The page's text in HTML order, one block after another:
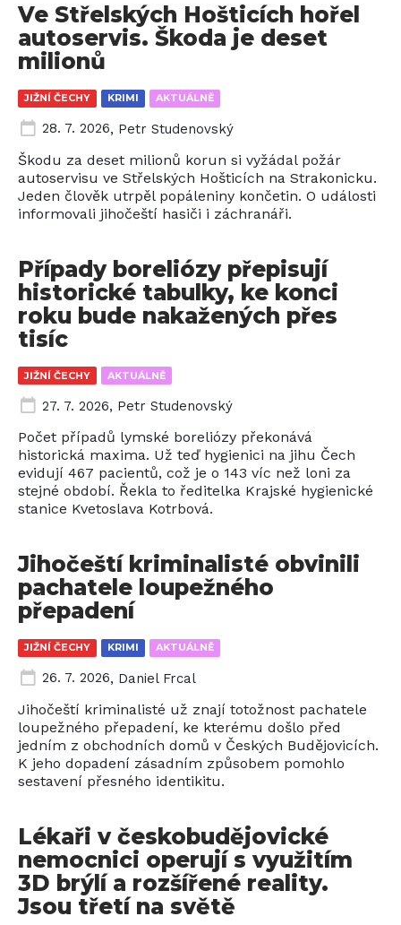
JIŽNÍ ČECHY KRIMI AKTUÁLNĚ
Ve Střelských Hošticích hořel
autoservis. Škoda je deset
milionů
28. 7. 2026, Petr Studenovský
Škodu za deset milionů korun si vyžádal požár
autoservisu ve Střelských Hošticích na Strakonicku.
Jeden člověk utrpěl popáleniny končetin. O události
informovali jihočeští hasiči i záchranáři.
JIŽNÍ ČECHY AKTUÁLNĚ
Případy boreliózy přepisují
historické tabulky, ke konci
roku bude nakažených přes
tisíc
27. 7. 2026, Petr Studenovský
Počet případů lymské boreliózy překonává
historická maxima. Už teď hygienici na jihu Čech
evidují 467 pacientů, což je o 143 víc než loni za
stejné období. Řekla to ředitelka Krajské hygienické
stanice Kvetoslava Kotrbová.
JIŽNÍ ČECHY KRIMI AKTUÁLNĚ
Jihočeští kriminalisté obvinili
pachatele loupežného
přepadení
26. 7. 2026, Daniel Frcal
Jihočeští kriminalisté už znají totožnost pachatele
loupežného přepadení, ke kterému došlo před
jedním z obchodních domů v Českých Budějovicích.
K jeho dopadení zásadním způsobem pomohlo
sestavení přesného identikitu.
Lékaři v českobudějovické
nemocnici operují s využitím
3D brýlí a rozšířené reality.
Jsou třetí na světě